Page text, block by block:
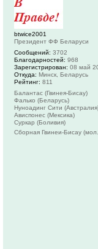
btwice2001
Президент ФФ Беларуси
Сообщений: 3702
Благодарностей: 968
Зарегистрирован: 08 май
Откуда: Минск, Беларусь
Рейтинг: 811
Балантас (Гвинея-Бисау)
Фалько (Беларусь)
Нуноадинг Сити
Ависпонес (Мексика)
Суркар (Боливия)
Сборная Гвинеи-Бисау